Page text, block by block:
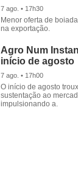
7 ago. • 17h30
Menor oferta de
na exportação.
Agro Num
início de agosto
7 ago. • 17h00
O início de agosto
sustentação ao
impulsionando a.